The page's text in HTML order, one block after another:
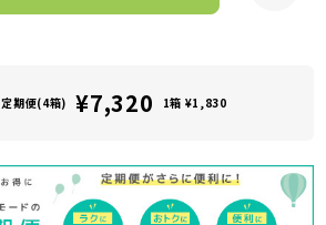
定期便(4箱) ¥7,320 1箱 ¥1,830